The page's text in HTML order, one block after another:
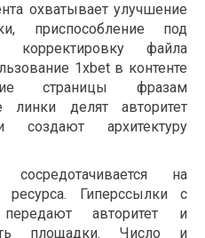
охватывает улучшение
приспособление под
корректировку файла
1xbet в контенте
страницы фразам
линки делят авторитет
архитектуру
на
Гиперссылки с
авторитет и
площадки. Число и